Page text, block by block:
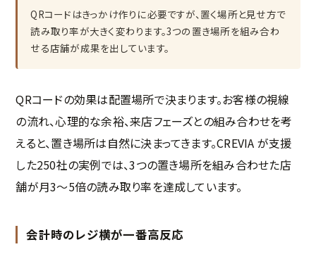
QRコードはきっかけ作りに必要ですが、置く場所と見せ方で
読み取り率が大きく変わります。3つの置き場所を組み合わ
せる店舗が成果を出しています。
QRコードの効果は配置場所で決まります。お客様の視線
の流れ、心理的な余裕、来店フェーズとの組み合わせを考
えると、置き場所は自然に決まってきます。CREVIA が支援
した250社の実例では、3つの置き場所を組み合わせた店
舗が月3〜5倍の読み取り率を達成しています。
会計時のレジ横が一番高反応